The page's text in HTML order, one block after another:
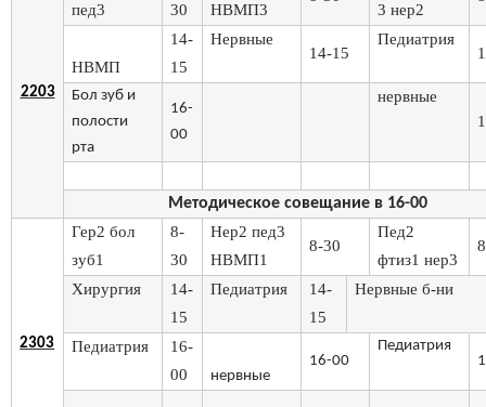
2203
пед3
30
НВМП3
3 нер2
НВМП
14-
15
Нервные
14-15
Педиатрия
Бол зуб и
полости
рта
16-
00
нервные
Методическое совещание в 16-00
2303
Гер2 бол
зуб1
8-
30
Нер2 пед3
НВМП1
8-30
Пед2
фтиз1 нер3
Хирургия
14-
15
Педиатрия
14-
15
Нервные б-ни
Педиатрия
16-
00
нервные
16-00
Педиатрия